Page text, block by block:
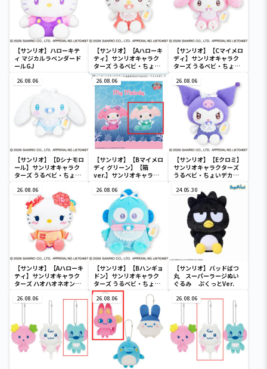
【サンリオ】ハローキテ
ィ マジカルラベンダード
ールGJ
【サンリオ】【Aハローキ
ティ】サンリオキャラク
ターズ うるベビ・ちょい
デカドール
【サンリオ】【Cマイメロ
ディ】サンリオキャラク
ターズ うるベビ・ちょい
26.08.06
【サンリオ】【Dシナモロ
ール】サンリオキャラク
ターズ うるベビ・ちょい
26.08.06
【サンリオ】【Bマイメロ
ディ グリーン】【箱
ver.】サンリオキャラク
SOFVIMATES～マイメロ
ディ マーメイドver. ～
26.08.06
【サンリオ】【Eクロミ】
サンリオキャラクターズ
うるベビ・ちょいデカド
26.08.06
【サンリオ】【Aハローキ
ティ】サンリオキャラク
ターズ ハオハオネオンタ
26.08.06
【サンリオ】【Bハンギョ
ドン】サンリオキャラク
ターズ うるベビ・ちょい
デカドール
24.05.30
【サンリオ】バッドばつ
丸 スーパーラージぬい
ぐるみ ぷくっとVer.
26.08.06 26.08.06 26.08.06